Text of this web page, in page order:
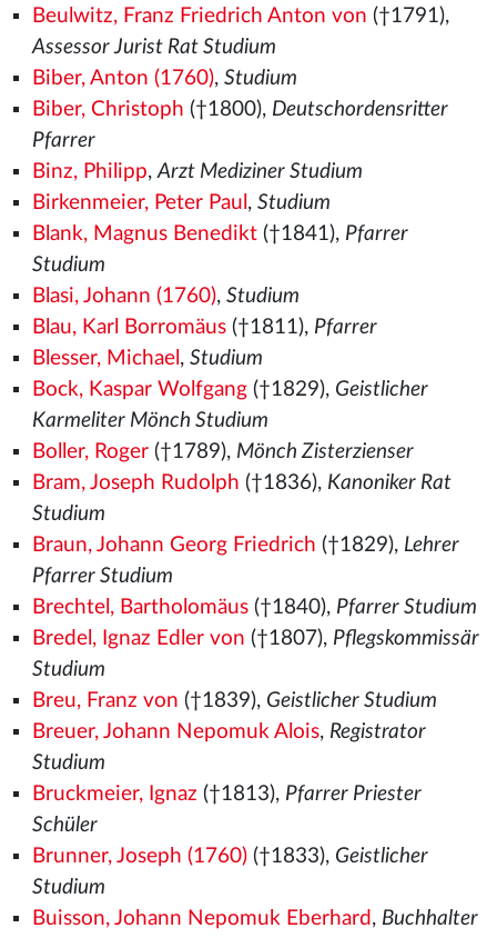
Beulwitz, Franz Friedrich Anton von (†1791),
Assessor Jurist Rat Studium
Biber, Anton (1760), Studium
Biber, Christoph (†1800), Deutschordensritter
Pfarrer
Binz, Philipp,Arzt Mediziner Studium
Birkenmeier, Peter Paul , Studium
Blank, Magnus Benedikt(†1841), Pfarrer
Studium
Blasi, Johann (1760), Studium
Blau, Karl Borromäus(†1811), Pfarrer
Blesser, Michael , Studium
Bock, Kaspar Wolfgang(†1829), Geistlicher
Karmeliter Mönch Studium
Boller, Roger(†1789), Mönch Zisterzienser
Bram, Joseph Rudolph (†1836), Kanoniker Rat
Studium
Braun, Johann Georg Friedrich (†1829), Lehrer
Pfarrer Studium
Brechtel, Bartholomäus(†1840), Pfarrer Studium
Bredel, Ignaz Edler von (†1807), Pflegskommissär
Studium
Breu, Franz von (†1839), Geistlicher Studium
Breuer, Johann Nepomuk Alois, Registrator
Studium
Bruckmeier, Ignaz (†1813), Pfarrer Priester
Schüler
Brunner, Joseph (1760)(†1833), Geistlicher
Studium
Buisson, Johann Nepomuk Eberhard , Buchhalter